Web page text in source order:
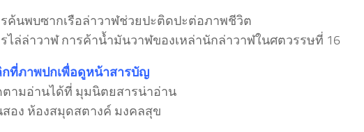
ค้นพบซากเรือล่าวาฬช่วยปะติดปะต่อภาพชีวิต
ไล่ล่าวาฬ การค้าน้ำมันวาฬของเหล่านักล่าวาฬในศตวรรษที่ 16
ที่ภาพปกเพื่อดูหน้าสารบัญ
ามอ่านได้ที่ มุมนิตยสารน่าอ่าน
อง ห้องสมุดสตางค์ มงคลสุข